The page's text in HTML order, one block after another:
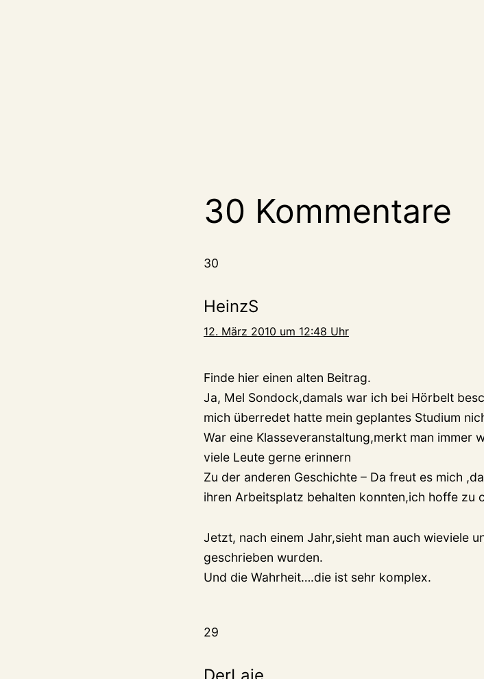
30 Kommentare
30
HeinzS
12. März 2010 um 12:48 Uhr
Finde hier einen alten Beitrag.
Ja, Mel Sondock,damals war ich bei Hörbelt
mich überredet hatte mein geplantes Studium
War eine Klasseveranstaltung,merkt man immer
viele Leute gerne erinnern
Zu der anderen Geschichte – Da freut es mich
ihren Arbeitsplatz behalten konnten,ich hoffe zu
Jetzt, nach einem Jahr,sieht man auch wieviele
geschrieben wurden.
Und die Wahrheit….die ist sehr komplex.
29